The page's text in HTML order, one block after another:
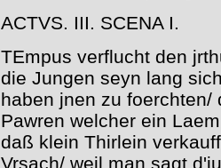
ACTVS. III. SCENA I.
TEmpus verflucht den
die Jungen seyn lang
haben jnen zu
Pawren welcher ein
daß klein Thirlein
Vrsach/ weil man sagt